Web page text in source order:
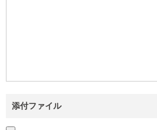
添付ファイル